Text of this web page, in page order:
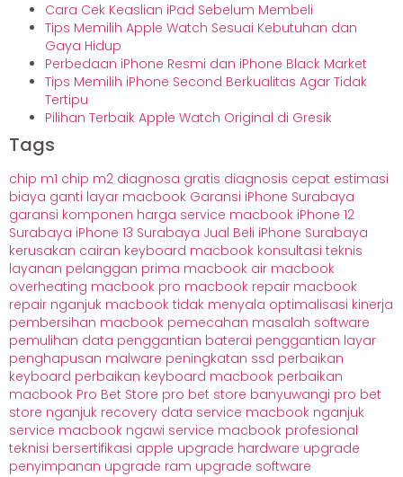
Cara Cek Keaslian iPad Sebelum Membeli
Tips Memilih Apple Watch Sesuai Kebutuhan dan
Gaya Hidup
Perbedaan iPhone Resmi dan iPhone Black Market
Tips Memilih iPhone Second Berkualitas Agar Tidak
Tertipu
Pilihan Terbaik Apple Watch Original di Gresik
Tags
chip m1 chip m2 diagnosa gratis diagnosis cepat estimasi
biaya ganti layar macbook Garansi iPhone Surabaya
garansi komponen harga service macbook iPhone 12
Surabaya iPhone 13 Surabaya Jual Beli iPhone Surabaya
kerusakan cairan keyboard macbook konsultasi teknis
layanan pelanggan prima macbook air macbook
overheating macbook pro macbook repair macbook
repair nganjuk macbook tidak menyala optimalisasi kinerja
pembersihan macbook pemecahan masalah software
pemulihan data penggantian baterai penggantian layar
penghapusan malware peningkatan ssd perbaikan
keyboard perbaikan keyboard macbook perbaikan
macbook Pro Bet Store pro bet store banyuwangi pro bet
store nganjuk recovery data service macbook nganjuk
service macbook ngawi service macbook profesional
teknisi bersertifikasi apple upgrade hardware upgrade
penyimpanan upgrade ram upgrade software